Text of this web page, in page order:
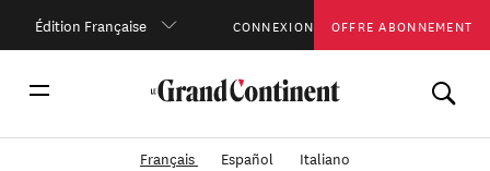
Édition Française CONNEXION OFFRE ABONNEMENT
Français Español Italiano